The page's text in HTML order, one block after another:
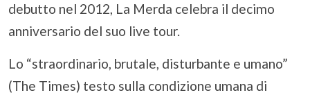
debutto nel 2012, La Merda celebra il decimo
anniversario del suo live tour.
Lo “straordinario, brutale, disturbante e umano”
(The Times) testo sulla condizione umana di